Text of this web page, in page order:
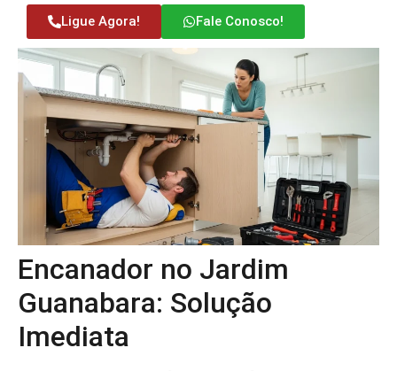
Ligue Agora! Fale Conosco!
Encanador no Jardim
Guanabara: Solução
Imediata